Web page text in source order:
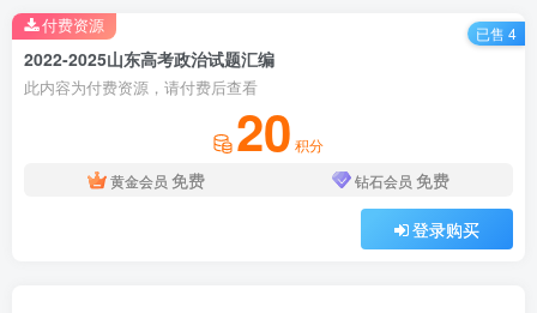
2022-2025山东高考政治试题汇编
此内容为付费资源，请付费后查看
20 积分
黄金会员 免费 钻石会员 免费
登录购买
付费资源 已售 4